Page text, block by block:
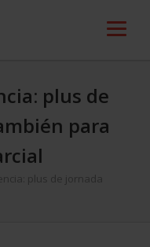
plus de
para
plus de jornada